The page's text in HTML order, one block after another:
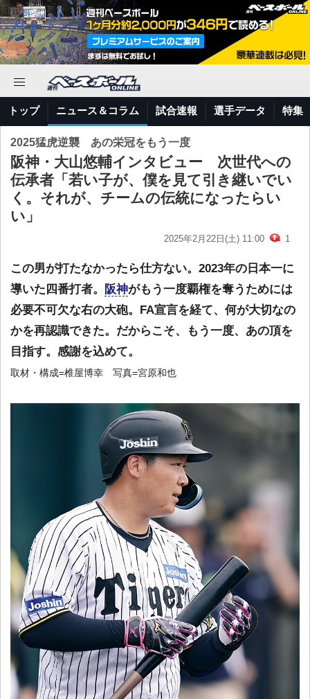
トップ ニュース＆コラム 試合速報 選手データ 特集
2025猛虎逆襲 あの栄冠をもう一度
阪神・大山悠輔インタビュー 次世代への
伝承者「若い子が、僕を見て引き継いでい
く。それが、チームの伝統になったらい
い」
2025年2月22日(土) 11:00 1
この男が打たなかったら仕方ない。2023年の日本一に
導いた四番打者。
阪神がもう一度覇権を奪うためには
必要不可欠な右の大砲。FA宣言を経て、何が大切なの
かを再認識できた。だからこそ、もう一度、あの頂を
目指す。感謝を込めて。
取材・構成=椎屋博幸 写真=宮原和也